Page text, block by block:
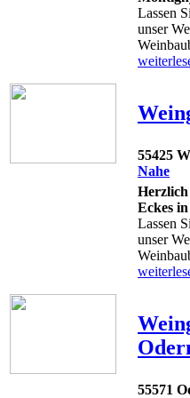
Lassen
unser
55425
Nahe
Eckes
Lassen
unser
55571